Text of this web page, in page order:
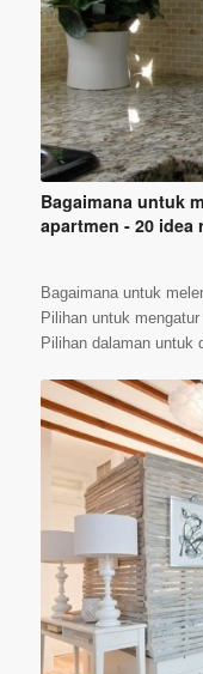
Bagaimana untuk
apartmen - 20 idea
Bagaimana untuk
Pilihan untuk
Pilihan dalaman untuk